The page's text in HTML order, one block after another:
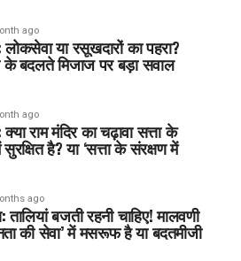
ago
या रसूखदारों का पहरा?
के बदलते मिजाज पर बड़ा सवाल
ago
राम मंदिर का चढ़ावा सत्ता के
सुरक्षित है? या ‘सत्ता के संरक्षण में
ago
तालियां बजती रहनी चाहिए! मालवणी
की सेवा’ में मसरूफ है या बदतमीजी